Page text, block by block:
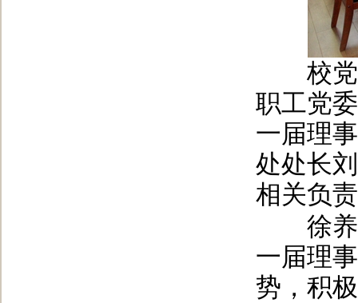
校党
职工党
一届理
处处长
相关负
徐养
一届理
势，积